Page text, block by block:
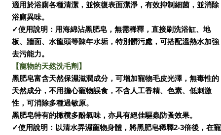
適用於浴廁各種清潔，並恢復表面潔淨，有效抑制細菌，並消除
浴廁異味。
✓使用說明：用海綿沾黑肥皂，無需稀釋，直接刷洗浴缸、地
板、牆面、水龍頭等陳年水垢，特別髒污處，可搭配溫熱水加強
去污能力。
【寵物的天然洗毛劑 】
黑肥皂富含天然保濕滋潤成分，可增加寵物毛皮光澤，無毒性的
天然成分，不用擔心寵物誤食，不含人工香精、色素、低刺激
性，可消除多種過敏原。
黑肥皂特有的橄欖多酚氣味，亦具有絕佳驅蟲防蚤效果。
✓使用說明：以清水弄濕寵物身體，將黑肥皂稀釋2-3倍後，在寵